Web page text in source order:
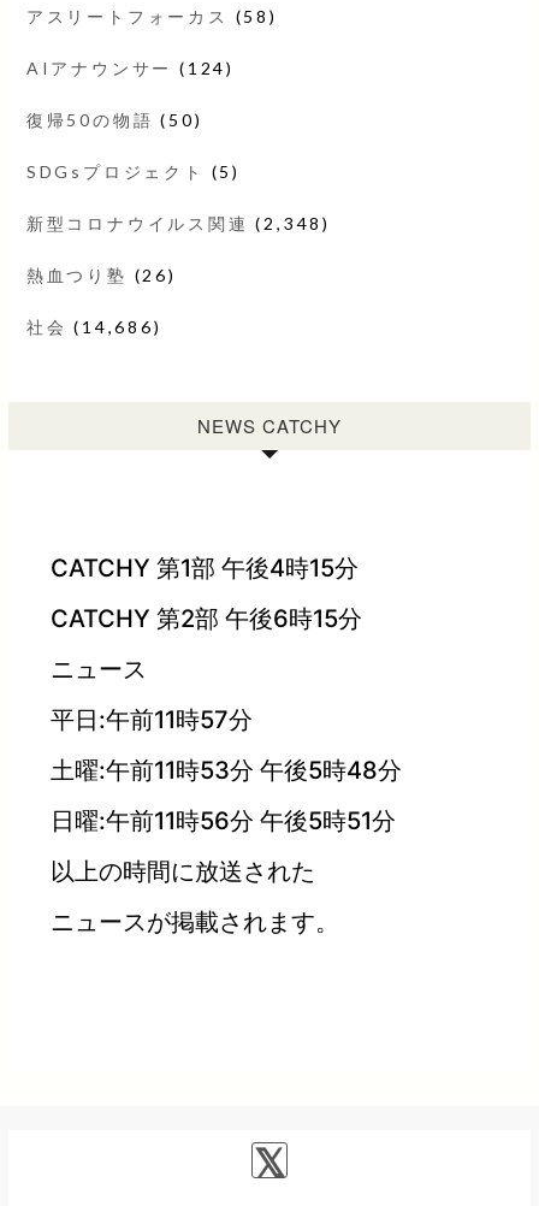
アスリートフォーカス (58)
AIアナウンサー (124)
復帰50の物語 (50)
SDGsプロジェクト (5)
新型コロナウイルス関連 (2,348)
熱血つり塾 (26)
社会 (14,686)
NEWS CATCHY
CATCHY 第1部 午後4時15分
CATCHY 第2部 午後6時15分
ニュース
平日:午前11時57分
土曜:午前11時53分 午後5時48分
日曜:午前11時56分 午後5時51分
以上の時間に放送された
ニュースが掲載されます。